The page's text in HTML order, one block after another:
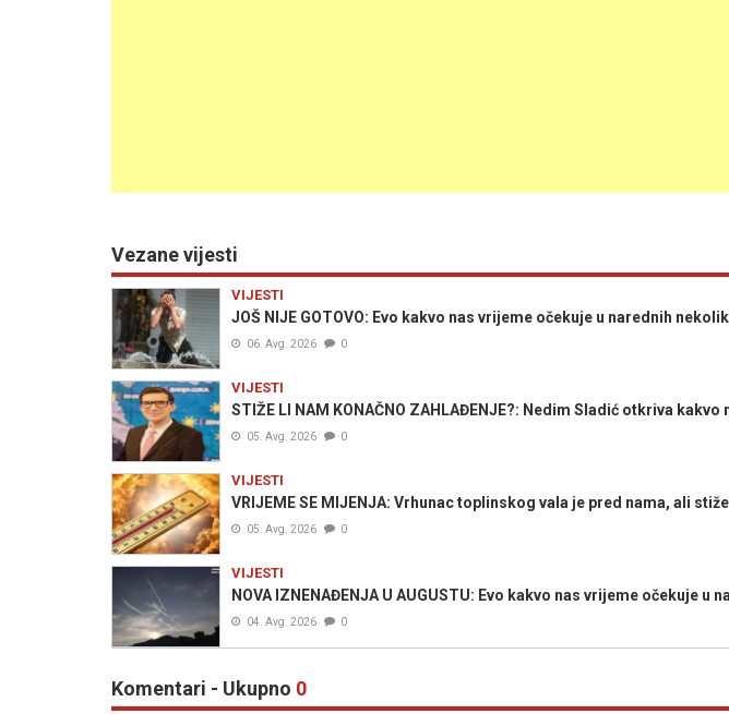
Vezane vijesti
VIJESTI
JOŠ NIJE GOTOVO: Evo kakvo nas vrijeme očekuje u narednih
06. Avg. 2026 0
VIJESTI
STIŽE LI NAM KONAČNO ZAHLAĐENJE?: Nedim Sladić otkriva kakvo
05. Avg. 2026 0
VIJESTI
VRIJEME SE MIJENJA: Vrhunac toplinskog vala je pred nama, ali
05. Avg. 2026 0
VIJESTI
NOVA IZNENAĐENJA U AUGUSTU: Evo kakvo nas vrijeme očekuje u
04. Avg. 2026 0
Komentari - Ukupno 0